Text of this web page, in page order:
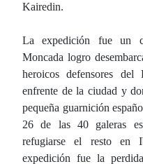
Kairedin.
La expedición fue un
Moncada logro
heroicos defensores
enfrente de la ciudad y
pequeña guarnición
26 de las 40 galeras
refugiarse el resto en
expedición fue la